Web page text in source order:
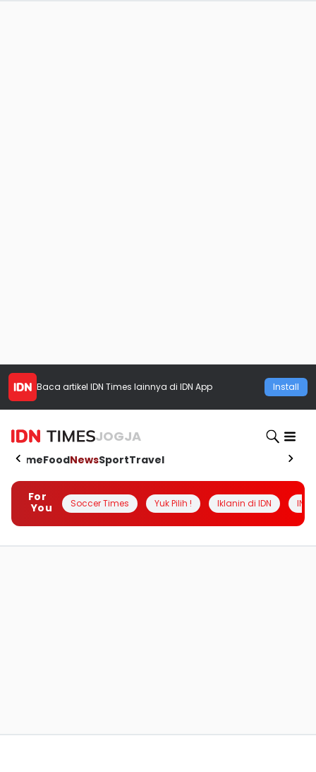
Baca artikel IDN Times lainnya di IDN App Install
JOGJA
HomeFoodNewsSportTravel
For
You
Soccer Times Yuk Pilih ! Iklanin di IDN